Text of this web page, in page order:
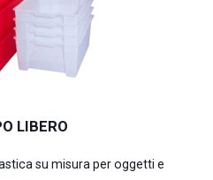
LIBERO
su misura per oggetti e